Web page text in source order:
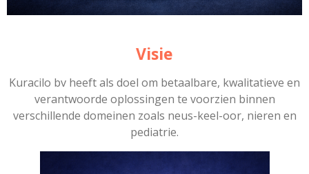
Visie
Kuracilo bv heeft als doel om betaalbare, kwalitatieve en
verantwoorde oplossingen te voorzien binnen
verschillende domeinen zoals neus-keel-oor, nieren en
pediatrie.